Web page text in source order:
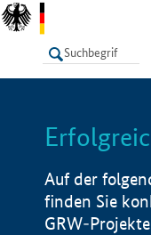
LISTE
Auf der
finden Sie
GRW-